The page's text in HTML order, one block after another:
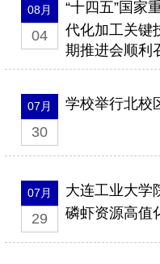
08月
04
“十四五”国家
代化加工关键
期推进会顺利
07月
30
学校举行北校
07月
29
大连工业大学
磷虾资源高值